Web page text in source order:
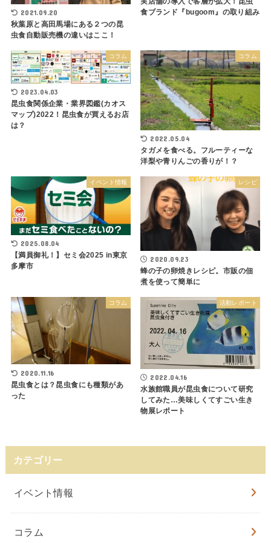
2021.09.20
秋葉原と高田馬場にある２つの昆
虫食自動販売機の違いはここ！
食ブランド『bugoom』の取り組み
コラム
2023.04.03
昆虫食関係企業・業界図鑑(カオス
マップ)2022！昆虫食が買えるお店
は？
コラム
2022.05.04
タガメを食べる。フルーティーな
洋梨や青りんごの香りが！？
イベント情報
2025.08.04
【満員御礼！】セミ会2025 in東京
多摩市
レシピ
2020.09.23
蜂の子の卵焼きレシピ。市販の佃
煮を使って簡単に
コラム
2020.11.16
昆虫食とは？昆虫食にも種類があ
った
活動レポート
2022.04.16
水族館職員が昆虫食について研究
してみた…美味しくてすごい生き
物展レポート
カテゴリー
イベント情報
コラム